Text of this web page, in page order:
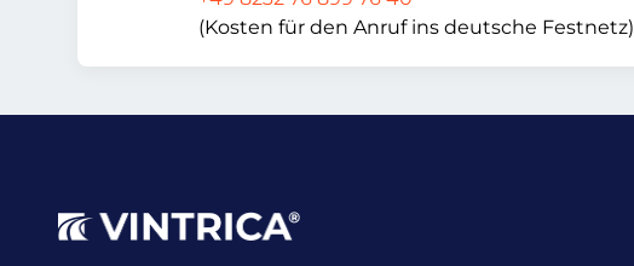
(Kosten für den Anruf ins deutsche Festnetz)